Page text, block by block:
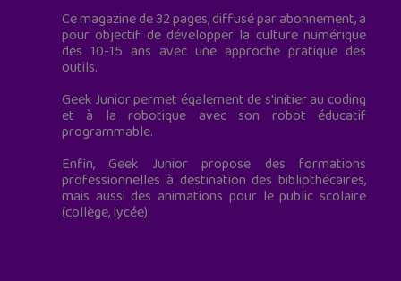
Ce magazine de 32 pages, diffusé par abonnement, a
pour objectif de développer la culture numérique
des 10-15 ans avec une approche pratique des
outils.
Geek Junior permet également de s'initier au coding
et à la robotique avec son robot éducatif
programmable.
Enfin, Geek Junior propose des formations
professionnelles à destination des bibliothécaires,
mais aussi des animations pour le public scolaire
(collège, lycée).